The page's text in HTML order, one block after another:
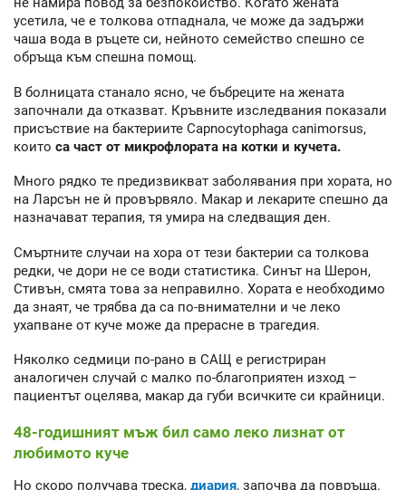
усетила, че е толкова отпаднала, че може да задържи
чаша вода в ръцете си, нейното семейство спешно се
обръща към спешна помощ.
В болницата станало ясно, че бъбреците на жената
започнали да отказват. Кръвните изследвания показали
присъствие на бактериите Capnocytophaga canimorsus,
които са част от микрофлората на котки и кучета.
Много рядко те предизвикват заболявания при хората, но
на Ларсън не ѝ провървяло. Макар и лекарите спешно да
назначават терапия, тя умира на следващия ден.
Смъртните случаи на хора от тези бактерии са толкова
редки, че дори не се води статистика. Синът на Шерон,
Стивън, смята това за неправилно. Хората е необходимо
да знаят, че трябва да са по-внимателни и че леко
ухапване от куче може да прерасне в трагедия.
Няколко седмици по-рано в САЩ е регистриран
аналогичен случай с малко по-благоприятен изход –
пациентът оцелява, макар да губи всичките си крайници.
48-годишният мъж бил само леко лизнат от
любимото куче
Но скоро получава треска, диария, започва да повръща.